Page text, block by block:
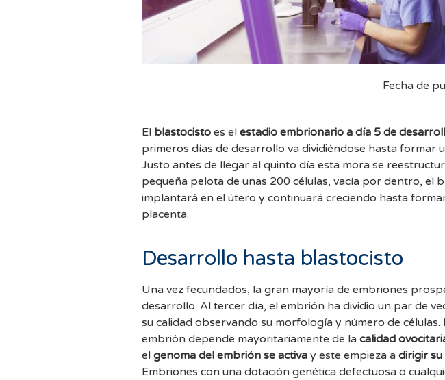
Fecha de
El blastocisto es el estadio embrionario a día 5 de
primeros días de desarrollo va dividiéndose hasta formar
Justo antes de llegar al quinto día esta mora se
pequeña pelota de unas 200 células, vacía por dentro, el
implantará en el útero y continuará creciendo hasta
placenta.
Desarrollo hasta blastocisto
Una vez fecundados, la gran mayoría de embriones
desarrollo. Al tercer día, el embrión ha dividio un par de
su calidad observando su morfología y número de células.
embrión depende mayoritariamente de la calidad
el genoma del embrión se activa y este empieza a dirigir
Embriones con una dotación genética defectuosa o